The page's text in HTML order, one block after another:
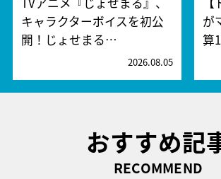
キャラクターボイスを初公
開！じょせまる…
2026.08.05
が
算
おすすめ記
RECOMMEND